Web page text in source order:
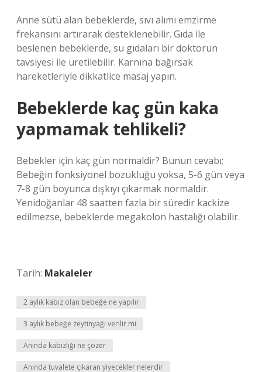
Anne sütü alan bebeklerde, sıvı alımı emzirme
frekansını artırarak desteklenebilir. Gıda ile
beslenen bebeklerde, su gıdaları bir doktorun
tavsiyesi ile üretilebilir. Karnına bağırsak
hareketleriyle dikkatlice masaj yapın.
Bebeklerde kaç gün kaka
yapmamak tehlikeli?
Bebekler için kaç gün normaldir? Bunun cevabı;
Bebeğin fonksiyonel bozukluğu yoksa, 5-6 gün veya
7-8 gün boyunca dışkıyı çıkarmak normaldir.
Yenidoğanlar 48 saatten fazla bir süredir kackize
edilmezse, bebeklerde megakolon hastalığı olabilir.
Tarih: Makaleler
2 aylık kabız olan bebeğe ne yapılır
3 aylık bebeğe zeytinyağı verilir mi
Anında kabızlığı ne çözer
Anında tuvalete çıkaran yiyecekler nelerdir